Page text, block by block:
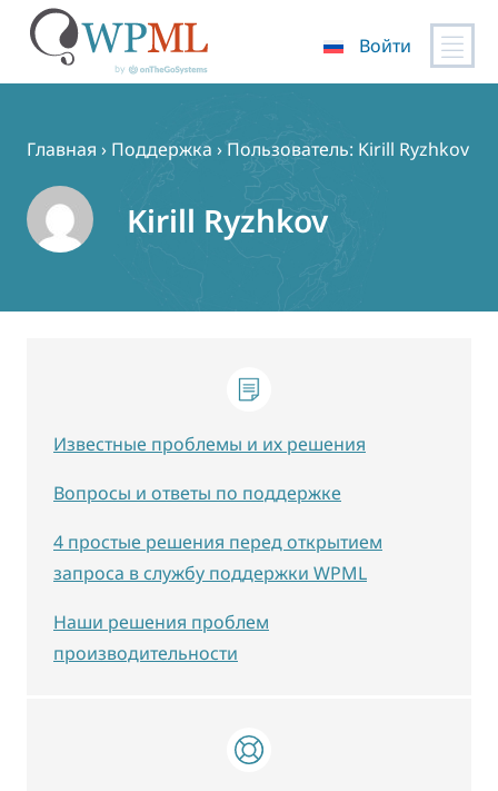
содержимому
Войти
Главная › Поддержка › Пользователь: Kirill Ryzhkov
Kirill Ryzhkov
Известные проблемы и их решения
Вопросы и ответы по поддержке
4 простые решения перед открытием
запроса в службу поддержки WPML
Наши решения проблем
производительности